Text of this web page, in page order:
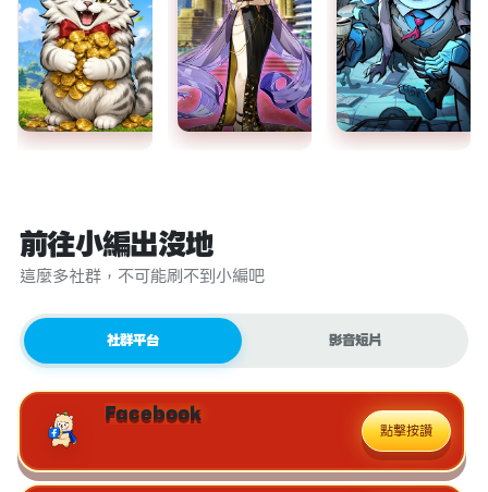
前往小編出沒地
這麼多社群，不可能刷不到小編吧
社群平台 影音短片
Facebook
點擊按讚